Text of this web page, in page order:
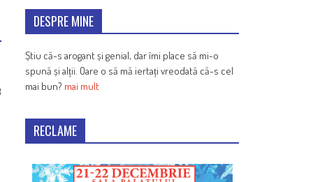
DESPRE MINE
Știu că-s arogant și genial, dar îmi place să mi-o
spună și alții. Oare o să mă iertați vreodată că-s cel
mai bun? mai mult
RECLAME